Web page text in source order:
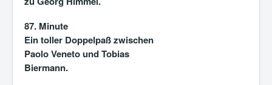
87. Minute
Ein toller Doppelpaß zwischen
Paolo Veneto und Tobias
Biermann.